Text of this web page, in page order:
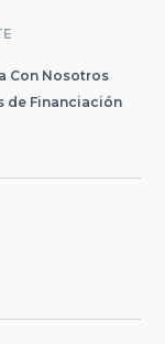
Con Nosotros
de Financiación